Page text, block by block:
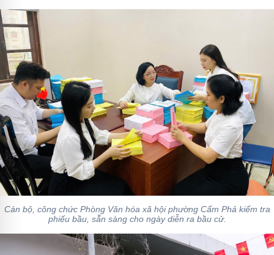
Cán bộ, công chức Phòng Văn hóa xã hội phường Cẩm Phả kiểm tra
phiếu bầu, sẵn sàng cho ngày diễn ra bầu cử.